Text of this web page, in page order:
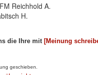
Reichhold A.
H.
die Ihre mit [Meinung
geschieben.